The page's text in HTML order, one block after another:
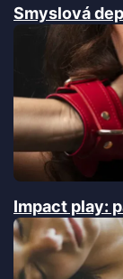
Smyslová
Impact play: